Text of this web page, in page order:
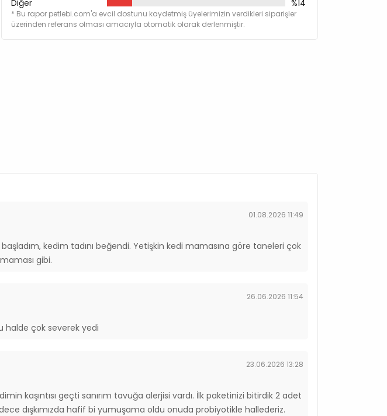
Sodyum %1
Magnezyum %0,1
Folik Asit (3a316) 2 mg/kg
B12 Vitamini 0,04 mg/kg
Demir (3b106) 140 mg/kg
L-Metiyonin (3c305) 2.500 mg/kg
Diğer
%14
* Bu rapor petlebi.com'a evcil dostunu kaydetmiş üyelerimizin verdikleri siparişler
üzerinden referans olması amacıyla otomatik olarak derlenmiştir.
01.08.2026 11:49
kedim tadını beğendi. Yetişkin kedi mamasına göre taneleri çok
gibi.
26.06.2026 11:54
halde çok severek yedi
23.06.2026 13:28
kaşıntısı geçti sanırım tavuğa alerjisi vardı. İlk paketinizi bitirdik 2 adet
dışkımızda hafif bi yumuşama oldu onuda probiyotikle hallederiz.